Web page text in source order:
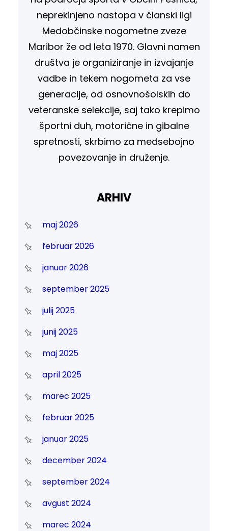
neprekinjeno nastopa v članski ligi
Medobčinske nogometne zveze
Maribor že od leta 1970. Glavni namen
društva je organiziranje in izvajanje
vadbe in tekem nogometa za vse
generacije, od osnovnošolskih do
veteranske selekcije, saj tako krepimo
športni duh, motorične in gibalne
spretnosti, skrbimo za medsebojno
povezovanje in druženje.
ARHIV
maj 2026
februar 2026
januar 2026
september 2025
julij 2025
junij 2025
maj 2025
april 2025
marec 2025
februar 2025
januar 2025
december 2024
september 2024
avgust 2024
marec 2024